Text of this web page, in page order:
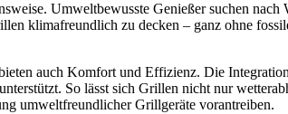
Umweltbewusste Genießer suchen
klimafreundlich zu decken – ganz ohne
auch Komfort und Effizienz. Die
So lässt sich Grillen nicht nur
umweltfreundlicher Grillgeräte vorantreiben.